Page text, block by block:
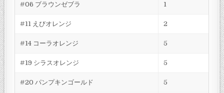
#06 ブラウンゼブラ 1
#11 えびオレンジ 2
#14 コーラオレンジ 5
#19 シラスオレンジ 5
#20 パンプキンゴールド 5